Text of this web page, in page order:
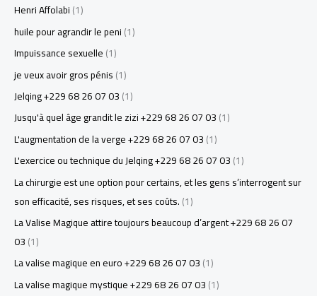
Henri Affolabi(1)
huile pour agrandir le peni(1)
Impuissance sexuelle(1)
je veux avoir gros pénis(1)
Jelqing +229 68 26 07 03(1)
Jusqu'à quel âge grandit le zizi +229 68 26 07 03(1)
L'augmentation de la verge +229 68 26 07 03(1)
L'exercice ou technique du Jelqing +229 68 26 07 03(1)
La chirurgie est une option pour certains, et les gens s’interrogent sur
son efficacité, ses risques, et ses coûts.(1)
La Valise Magique attire toujours beaucoup d’argent +229 68 26 07
03(1)
La valise magique en euro +229 68 26 07 03(1)
La valise magique mystique +229 68 26 07 03(1)